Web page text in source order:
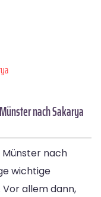
nach Sakarya
Münster nach
wichtige
allem dann,